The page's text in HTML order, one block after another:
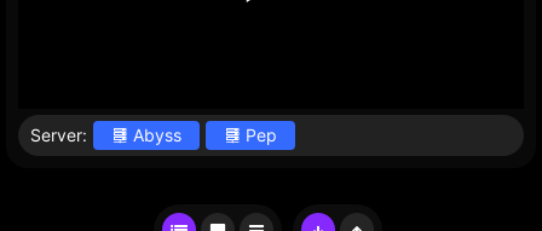
Server: Abyss Pep